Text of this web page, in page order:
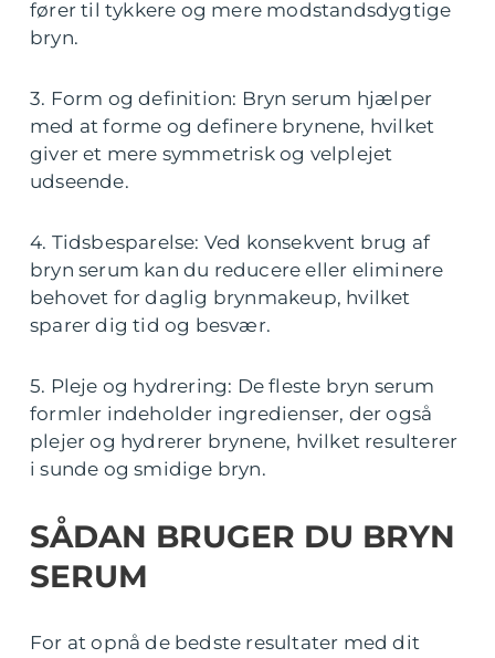
fører til tykkere og mere modstandsdygtige
bryn.
3. Form og definition: Bryn serum hjælper
med at forme og definere brynene, hvilket
giver et mere symmetrisk og velplejet
udseende.
4. Tidsbesparelse: Ved konsekvent brug af
bryn serum kan du reducere eller eliminere
behovet for daglig brynmakeup, hvilket
sparer dig tid og besvær.
5. Pleje og hydrering: De fleste bryn serum
formler indeholder ingredienser, der også
plejer og hydrerer brynene, hvilket resulterer
i sunde og smidige bryn.
SÅDAN BRUGER DU BRYN
SERUM
For at opnå de bedste resultater med dit